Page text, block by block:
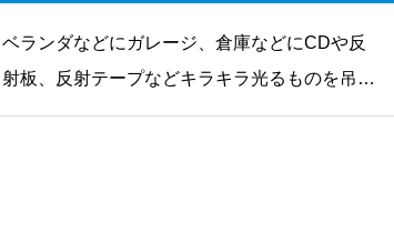
ベランダなどにガレージ、倉庫などにCDや反
射板、反射テープなどキラキラ光るものを吊り
下げて、鳩を寄り付きにくくするという方法で